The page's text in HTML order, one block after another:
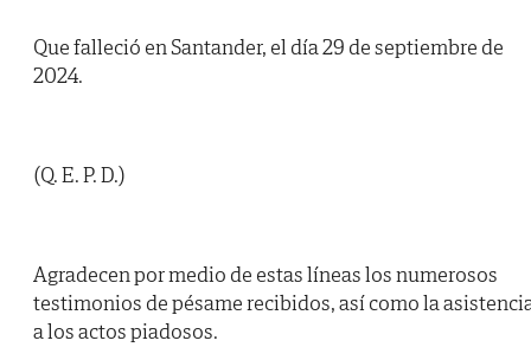
Que falleció en Santander, el día 29 de septiembre de
2024.
(Q. E. P. D.)
Agradecen por medio de estas líneas los numerosos
testimonios de pésame recibidos, así como la
a los actos piadosos.